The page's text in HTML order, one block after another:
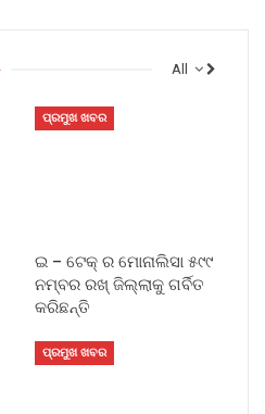
All
ପ୍ରମୁଖ ଖବର
ଇ – ଟେକ୍ ର ମୋନାଲିସା ୫୯୯
ନମ୍ବର ରଖ୍ ଜିଲ୍ଲାକୁ ଗର୍ବିତ
କରିଛନ୍ତି
ପ୍ରମୁଖ ଖବର